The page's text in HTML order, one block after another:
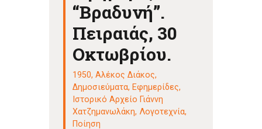
“Βραδυνή”.
Πειραιάς, 30
Οκτωβρίου.
1950,Αλέκος Διάκος,
Δημοσιεύματα, Εφημερίδες,
Ιστορικό Αρχείο Γιάννη
Χατζημανωλάκη, Λογοτεχνία,
Ποίηση